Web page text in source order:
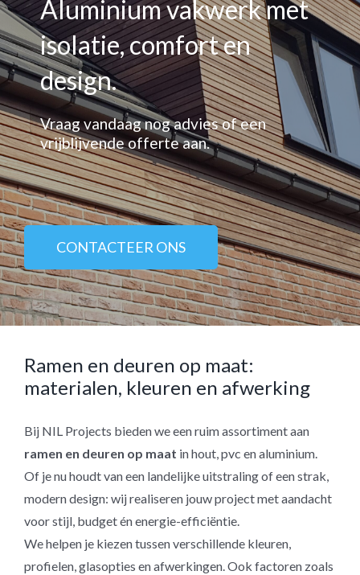
Aluminium vakwerk met
isolatie, comfort en
design.
Vraag vandaag nog advies of een
vrijblijvende offerte aan.
CONTACTEER ONS
Ramen en deuren op maat:
materialen, kleuren en afwerking
Bij NIL Projects bieden we een ruim assortiment aan
ramen en deuren op maat in hout, pvc en aluminium.
Of je nu houdt van een landelijke uitstraling of een strak,
modern design: wij realiseren jouw project met aandacht
voor stijl, budget én energie-efficiëntie.
We helpen je kiezen tussen verschillende kleuren,
profielen, glasopties en afwerkingen. Ook factoren zoals